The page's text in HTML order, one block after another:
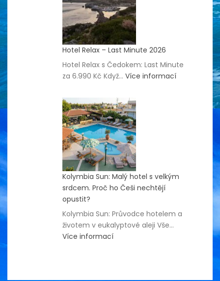
Village
–
Last
Minute
Hotel Relax – Last Minute 2026
Hotel Relax s Čedokem: Last Minute
za 6.990 Kč Když… Více informací:
Kolymbia Sun: Malý hotel s velkým
srdcem. Proč ho Češi nechtějí
opustit?
Kolymbia Sun: Průvodce hotelem a
životem v eukalyptové aleji Vše…
Více informací: